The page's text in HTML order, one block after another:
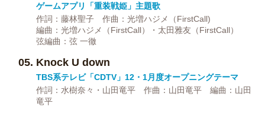
ゲームアプリ「重装戦姫」主題歌
作詞：藤林聖子 作曲：光増ハジメ（FirstCall)
編曲：光増ハジメ（FirstCall）・太田雅友（FirstCall）
弦編曲：弦 一徹
Knock U down
TBS系テレビ「CDTV」12・1月度オープニングテーマ
作詞：水樹奈々・山田竜平 作曲：山田竜平 編曲：山田
竜平